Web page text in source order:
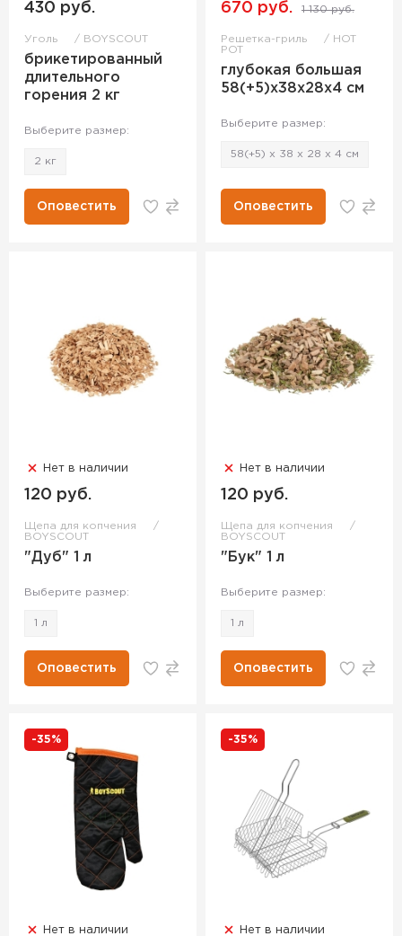
430 руб.
Уголь BOYSCOUT
брикетированный
длительного
горения 2 кг
Выберите размер:
2 кг
Оповестить
670 руб. 1 130 руб.
Решетка-гриль
HOT
POT
глубокая большая
58(+5)х38х28х4 см
Выберите размер:
58(+5) х 38 х 28 х 4 см
Оповестить
Нет в наличии
120 руб.
Щепа для копчения
BOYSCOUT
"Дуб" 1 л
Выберите размер:
1 л
Оповестить
Нет в наличии
120 руб.
Щепа для копчения
BOYSCOUT
"Бук" 1 л
Выберите размер:
1 л
Оповестить
-35%
Нет в наличии
-35%
Нет в наличии